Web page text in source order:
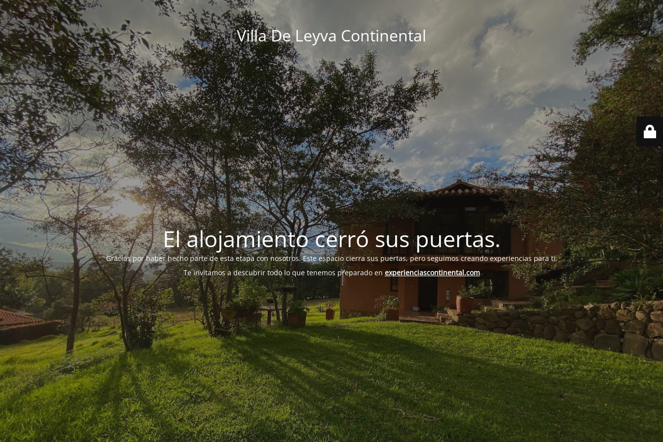
Villa De Leyva Continental
El alojamiento cerró sus puertas.
Gracias por haber hecho parte de esta etapa con nosotros. Este espacio cierra sus puertas, pero seguimos creando experiencias para ti.
Te invitamos a descubrir todo lo que tenemos preparado en experienciascontinental.com